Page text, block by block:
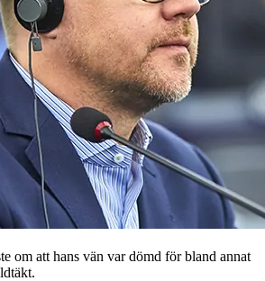
om att hans vän var dömd för bland annat